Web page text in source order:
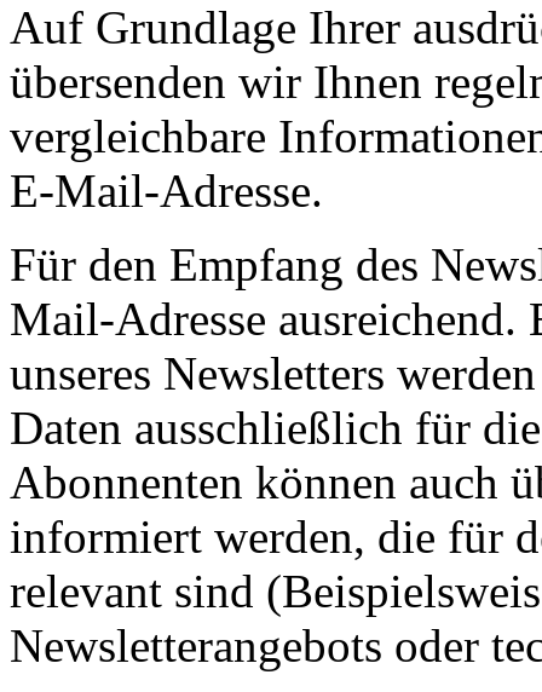
Auf Grundlage Ihrer
übersenden wir Ihnen
vergleichbare
E-Mail-Adresse.
Für den Empfang des
Mail-Adresse
unseres Newsletters
Daten ausschließlich für
Abonnenten können auch
informiert werden, die für
relevant sind
Newsletterangebots oder